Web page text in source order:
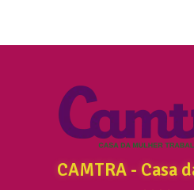
CAMTRA - Casa